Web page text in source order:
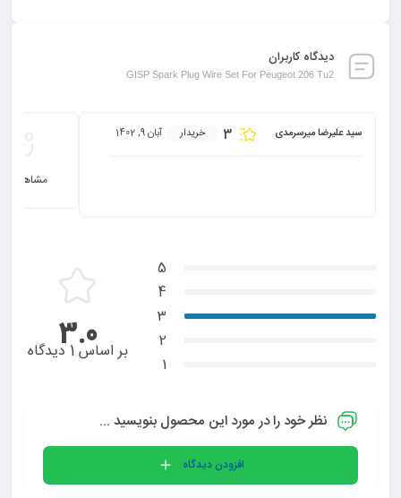
دیدگاه کاربران
GISP Spark Plug Wire Set For Peugeot 206 Tu2
سید علیرضا میرسرمدی 3 خریدار آبان 9, 1402
کیفیت نچندان
مشاهده
5
4
3
2
1
3.0
بر اساس 1 دیدگاه
نظر خود را در مورد این محصول بنویسید ...
افزودن دیدگاه